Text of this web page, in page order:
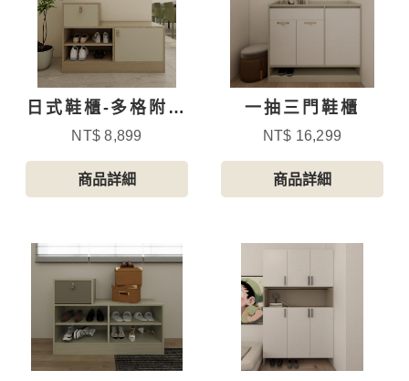
日式鞋櫃-多格附抽
屜-4
NT$ 8,899
商品詳細
一抽三門鞋櫃
NT$ 16,299
商品詳細